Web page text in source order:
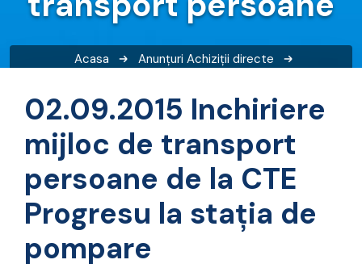
Acasa Anunțuri Achiziții directe
02.09.2015 Inchiriere
mijloc de transport
persoane de la CTE
Progresu la stația de
pompare